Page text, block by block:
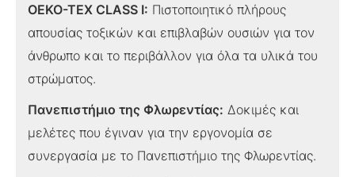
OEKO-TEX CLASS I: Πιστοποιητικό πλήρους
απουσίας τοξικών και επιβλαβών ουσιών για τον
άνθρωπο και το περιβάλλον για όλα τα υλικά του
στρώματος.
Πανεπιστήμιο της Φλωρεντίας: Δοκιμές και
μελέτες που έγιναν για την εργονομία σε
συνεργασία με το Πανεπιστήμιο της Φλωρεντίας.